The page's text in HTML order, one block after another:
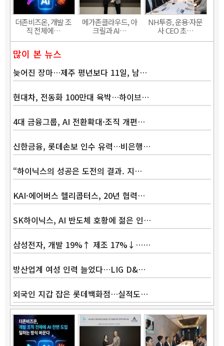
더존비즈온, 개발 조
직 전체에…
메가존클라우드, 아
크릴과 AI…
NH투증, 운용·자문
사 CEO 초…
많이 본 뉴스
늦어진 장마…제주 평년보다 11일, 남…
현대차, 전동화 100만대 육박…하이브…
4대 금융그룹, AI 전환확대·조직 개편…
신한금융, 롯데손보 인수 유력…비은행…
“하이닉스의 성공은 도전의 결과. 지…
KAI·에어버스 헬리콥터스, 20년 협력…
SK하이닉스, AI 반도체 호황에 젊은 인…
삼성전자, 개발 19%↑ 제조 17%↓……
방산업계 여성 인력 늘었다…LIG D&…
외국인 지갑 잡은 롯데백화점…실적도…